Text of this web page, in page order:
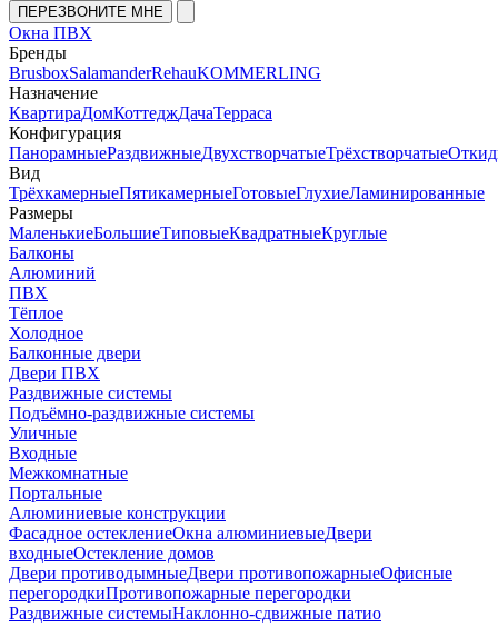
ПЕРЕЗВОНИТЕ МНЕ
Окна ПВХ
Бренды
BrusboxSalamanderRehauKOMMERLING
Назначение
КвартираДомКоттеджДачаТерраса
Конфигурация
ПанорамныеРаздвижныеДвухстворчатыеТрёхстворчатые
Вид
ТрёхкамерныеПятикамерныеГотовыеГлухиеЛаминированные
Размеры
МаленькиеБольшиеТиповыеКвадратныеКруглые
Балконы
Алюминий
ПВХ
Тёплое
Холодное
Балконные двери
Двери ПВХ
Раздвижные системы
Подъёмно-раздвижные системы
Уличные
Входные
Межкомнатные
Портальные
Алюминиевые конструкции
Фасадное остеклениеОкна алюминиевыеДвери
входныеОстекление домов
Двери противодымныеДвери противопожарныеОфисные
перегородкиПротивопожарные перегородки
Раздвижные системыНаклонно-сдвижные патио